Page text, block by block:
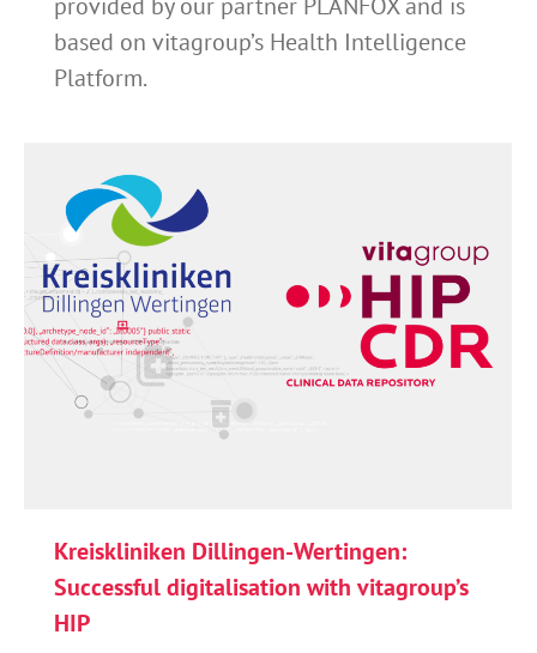
based on vitagroup’s Health Intelligence
Platform.
Kreiskliniken Dillingen-Wertingen:
Successful digitalisation with vitagroup’s
HIP